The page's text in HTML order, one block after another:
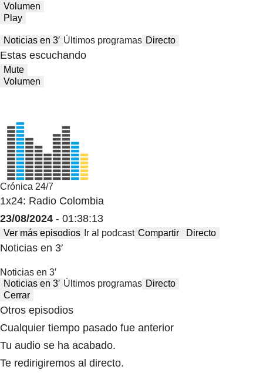
Volumen
Play
Noticias en 3′ Últimos programas Directo
Estas escuchando
Mute
Volumen
Crónica 24/7
1x24: Radio Colombia
23/08/2024 - 01:38:13
Ver más episodios Ir al podcast Compartir Directo
Noticias en 3′
Noticias en 3′
Noticias en 3′ Últimos programas Directo
Cerrar
Otros episodios
Cualquier tiempo pasado fue anterior
Tu audio se ha acabado.
Te redirigiremos al directo.